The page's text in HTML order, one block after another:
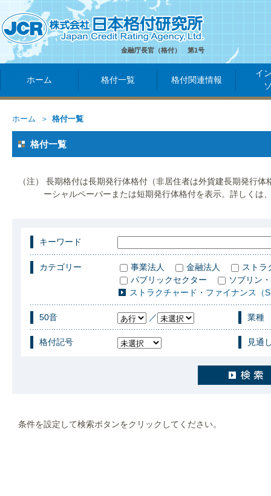
金融庁長官（格付） 第1号
ホーム 格付一覧 格付関連情報
イ
ホーム 格付一覧
格付一覧
（注） 長期格付は長期発行体格付（非居住者は外貨建長期発行
ーシャルペーパーまたは短期発行体格付を表示。詳しくは
キーワード
カテゴリー 事業法人 金融法人
ストラ
パブリックセクター
ソブリン
ストラクチャード・ファイナンス（
50音 ／ 業種
格付記号 見通
条件を設定して検索ボタンをクリックしてください。